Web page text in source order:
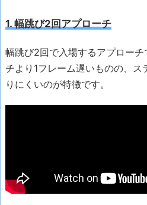
1. 幅跳び2回アプローチ
幅跳び2回で入場するアプロー
チより1フレーム遅いものの、
りにくいのが特徴です。